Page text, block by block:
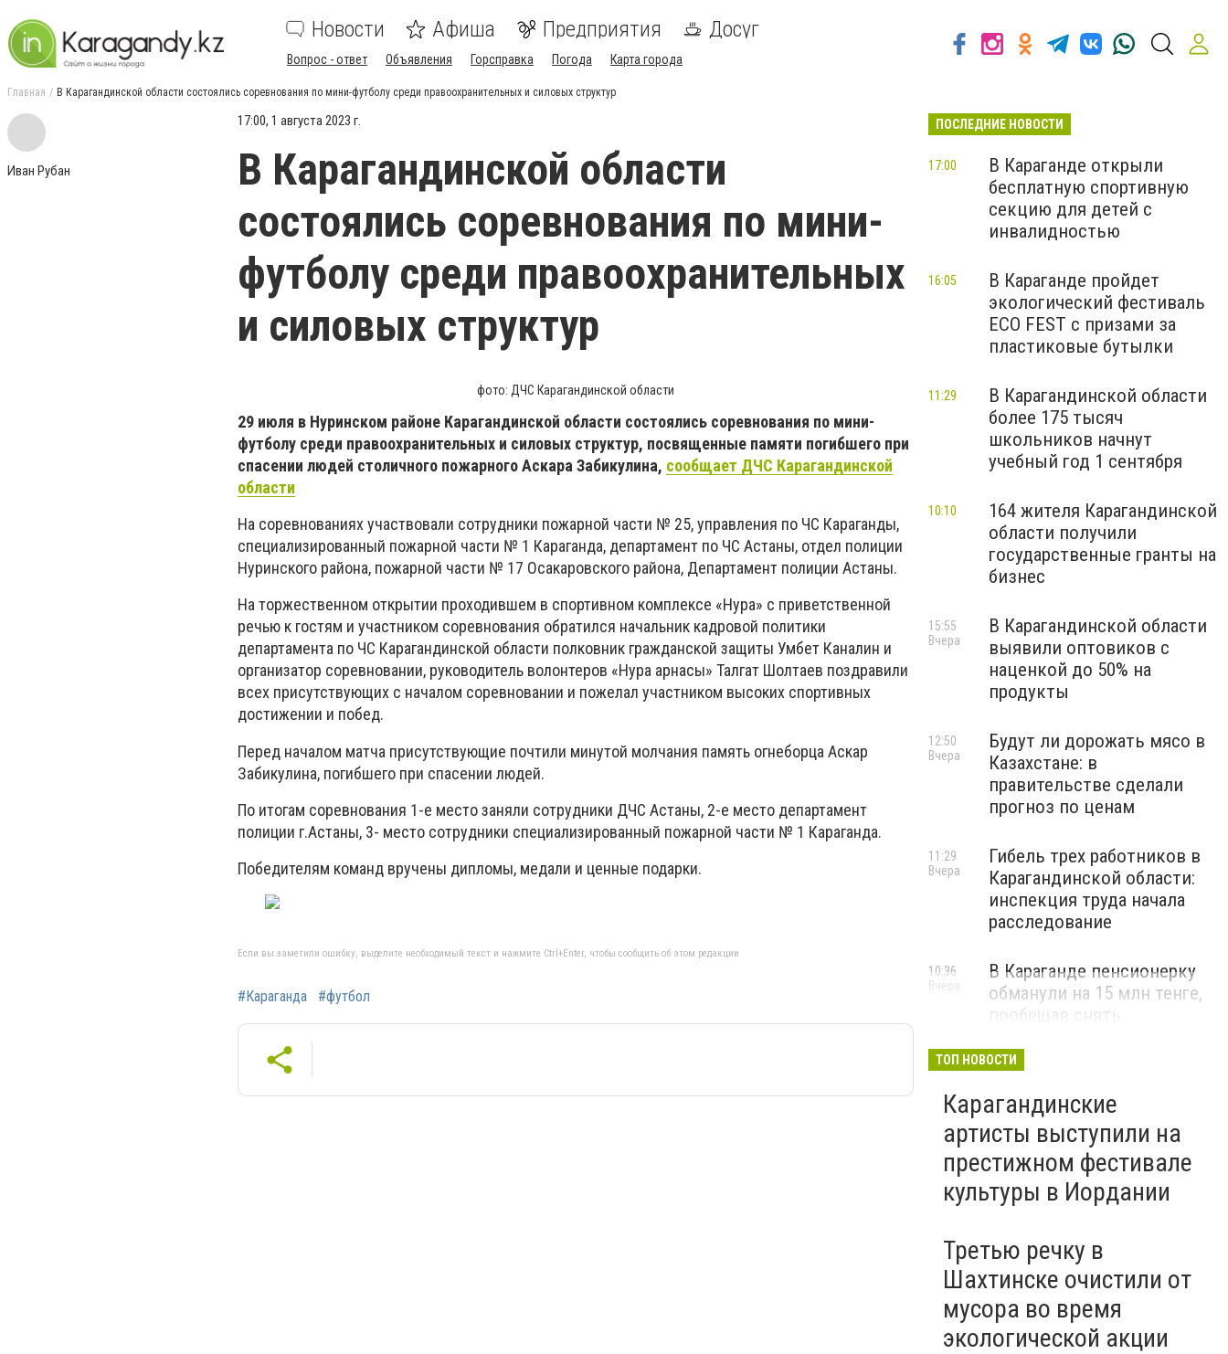
Новости Афиша Предприятия Досуг
Вопрос - ответ Объявления Горсправка Погода Карта города
Главная В Карагандинской области состоялись соревнования по мини-футболу среди правоохранительных и силовых структур
Иван Рубан
17:00, 1 августа 2023 г.
В Карагандинской области
состоялись соревнования по мини-
футболу среди правоохранительных
и силовых структур
фото: ДЧС Карагандинской области
29 июля в Нуринском районе Карагандинской области состоялись соревнования по мини-
футболу среди правоохранительных и силовых структур, посвященные памяти погибшего при
спасении людей столичного пожарного Аскара Забикулина, сообщает ДЧС Карагандинской
области
На соревнованиях участвовали сотрудники пожарной части № 25, управления по ЧС Караганды,
специализированный пожарной части № 1 Караганда, департамент по ЧС Астаны, отдел полиции
Нуринского района, пожарной части № 17 Осакаровского района, Департамент полиции Астаны.
На торжественном открытии проходившем в спортивном комплексе «Нура» с приветственной
речью к гостям и участником соревнования обратился начальник кадровой политики
департамента по ЧС Карагандинской области полковник гражданской защиты Умбет Каналин и
организатор соревновании, руководитель волонтеров «Нура арнасы» Талгат Шолтаев поздравили
всех присутствующих с началом соревновании и пожелал участником высоких спортивных
достижении и побед.
Перед началом матча присутствующие почтили минутой молчания память огнеборца Аскар
Забикулина, погибшего при спасении людей.
По итогам соревнования 1-е место заняли сотрудники ДЧС Астаны, 2-е место департамент
полиции г.Астаны, 3- место сотрудники специализированный пожарной части № 1 Караганда.
Победителям команд вручены дипломы, медали и ценные подарки.
Если вы заметили ошибку, выделите необходимый текст и нажмите Ctrl+Enter, чтобы сообщить об этом редакции
#Караганда #футбол
ПОСЛЕДНИЕ НОВОСТИ
В Караганде открыли
бесплатную спортивную
секцию для детей с
инвалидностью
17:00
В Караганде пройдет
экологический фестиваль
ECO FEST с призами за
пластиковые бутылки
16:05
В Карагандинской области
более 175 тысяч
школьников начнут
учебный год 1 сентября
11:29
164 жителя Карагандинской
области получили
государственные гранты на
бизнес
10:10
В Карагандинской области
выявили оптовиков с
наценкой до 50% на
продукты
15:55
Вчера
Будут ли дорожать мясо в
Казахстане: в
правительстве сделали
прогноз по ценам
12:50
Вчера
Гибель трех работников в
Карагандинской области:
инспекция труда начала
расследование
11:29
Вчера
В Караганде пенсионерку
обманули на 15 млн тенге,
пообещав снять
ВИДЕО
10:36
Вчера
ТОП НОВОСТИ
Карагандинские
артисты выступили на
престижном фестивале
культуры в Иордании
Третью речку в
Шахтинске очистили от
мусора во время
экологической акции